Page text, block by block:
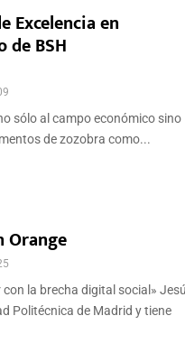
Excelencia en
BSH
sólo al campo económico sino
de zozobra como...
Orange
la brecha digital social»
Politécnica de Madrid y tiene